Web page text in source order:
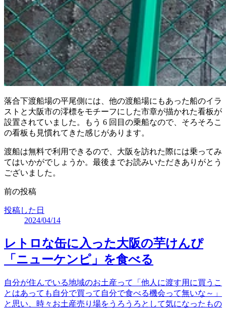
落合下渡船場の平尾側には、他の渡船場にもあった船のイラ
ストと大阪市の澪標をモチーフにした市章が描かれた看板が
設置されていました。もう 6 回目の乗船なので、そろそろこ
の看板も見慣れてきた感じがあります。
渡船は無料で利用できるので、大阪を訪れた際には乗ってみ
てはいかがでしょうか。最後までお読みいただきありがとう
ございました。
前の投稿
投稿した日
2024/04/14
レトロな缶に入った大阪の芋けんぴ
「ニューケンピ」を食べる
自分が住んでいる地域のお土産って「他人に渡す用に買うこ
とはあっても自分で買って自分で食べる機会って無いな～」
と思い、時々お土産売り場をうろうろとして気になったもの